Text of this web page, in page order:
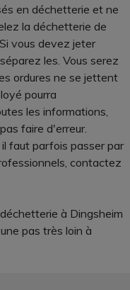
en déchetterie et ne
la déchetterie de
vous devez jeter
les. Vous serez
ordures ne se jettent
pourra
les informations,
faire d'erreur.
faut parfois passer par
contactez
à Dingsheim
pas très loin à